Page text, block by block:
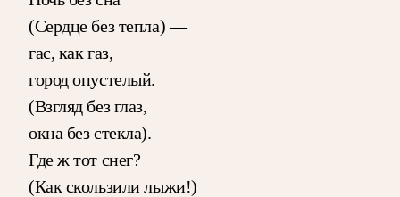
(Сердце без тепла) —
гас, как газ,
город опустелый.
(Взгляд без глаз,
окна без стекла).
Где ж тот снег?
(Как скользили лыжи!)